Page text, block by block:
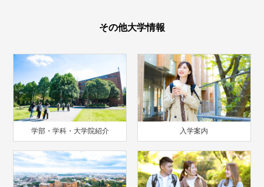
その他大学情報
学部・学科・大学院紹介 入学案内